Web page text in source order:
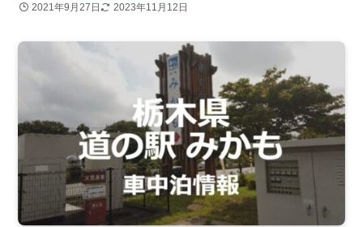
2021年9月27日 2023年11月12日